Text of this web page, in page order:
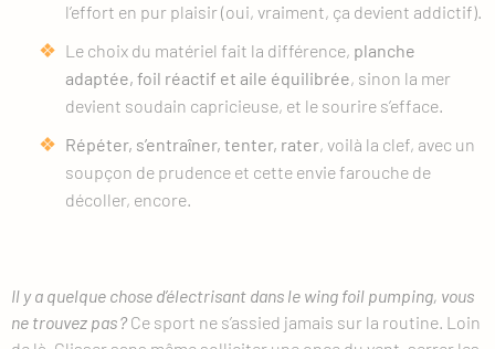
l’effort en pur plaisir (oui, vraiment, ça devient addictif).
Le choix du matériel fait la différence, planche
adaptée, foil réactif et aile équilibrée, sinon la mer
devient soudain capricieuse, et le sourire s’efface.
Répéter, s’entraîner, tenter, rater, voilà la clef, avec un
soupçon de prudence et cette envie farouche de
décoller, encore.
Il y a quelque chose d’électrisant dans le wing foil pumping, vous
ne trouvez pas ?Ce sport ne s’assied jamais sur la routine. Loin